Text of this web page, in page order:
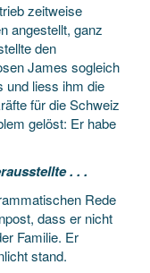
zeitweise
angestellt, ganz
den
James sogleich
und liess ihm die
für die Schweiz
gelöst: Er habe
. . .
Rede
dass er nicht
Familie. Er
stand.